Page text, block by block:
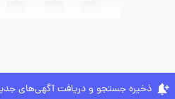
ذخیره جستجو و دریافت آگهی‌های